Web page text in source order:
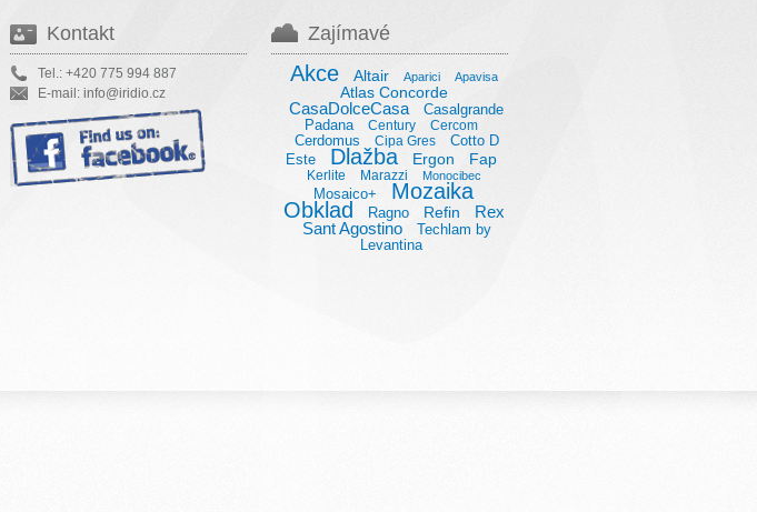
Kontakt
Tel.: +420 775 994 887
E-mail: info@iridio.cz
Zajímavé
Akce Altair Aparici Apavisa
Atlas Concorde
CasaDolceCasa
Casalgrande
Padana
Century Cercom
Cerdomus Cipa Gres
Cotto D
Este
Dlažba Ergon Fap
Kerlite Marazzi Monocibec
Mosaico+ Mozaika
Obklad Ragno Refin
Rex
Sant Agostino
Techlam by
Levantina